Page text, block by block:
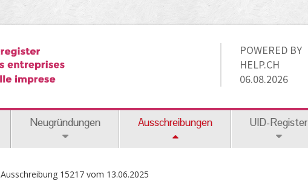
POWERED BY
HELP.CH
06.08.2026
Neugründungen Ausschreibungen UID-Register
Ausschreibung 15217 vom 13.06.2025